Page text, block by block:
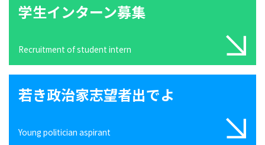
学生インターン募集
Recruitment of student intern
若き政治家志望者出でよ
Young politician aspirant